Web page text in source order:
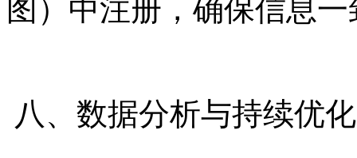
图）中注册，确保信息一
八、数据分析与持续优化